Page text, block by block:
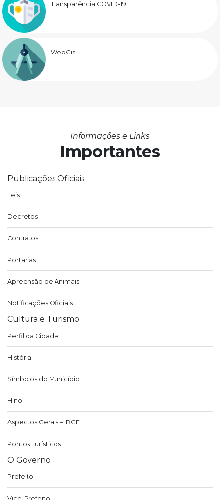
Transparência COVID-19
WebGis
Informações e Links
Importantes
Publicações Oficiais
Leis
Decretos
Contratos
Portarias
Apreensão de Animais
Notificações Oficiais
Cultura e Turismo
Perfil da Cidade
História
Símbolos do Município
Hino
Aspectos Gerais – IBGE
Pontos Turísticos
O Governo
Prefeito
Vice-Prefeito